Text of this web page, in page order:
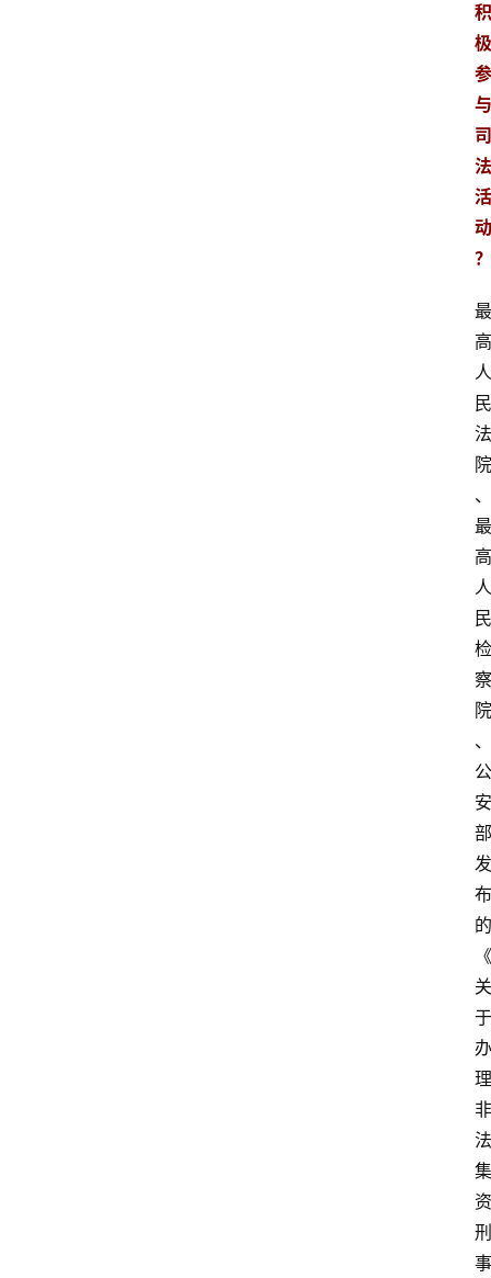
积
极
参
与
司
法
活
动
？
最
高
人
民
法
院
、
最
高
人
民
检
察
院
、
公
安
部
发
布
的
《
关
于
办
理
非
法
集
资
刑
事